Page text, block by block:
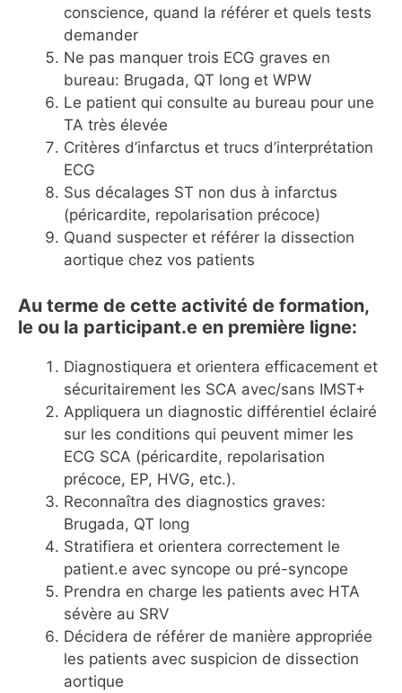
conscience, quand la référer et quels tests
demander
Ne pas manquer trois ECG graves en
bureau: Brugada, QT long et WPW
Le patient qui consulte au bureau pour une
TA très élevée
Critères d’infarctus et trucs d’interprétation
ECG
Sus décalages ST non dus à infarctus
(péricardite, repolarisation précoce)
Quand suspecter et référer la dissection
aortique chez vos patients
Au terme de cette activité de formation,
le ou la participant.e en première ligne:
Diagnostiquera et orientera efficacement et
sécuritairement les SCA avec/sans IMST+
Appliquera un diagnostic différentiel éclairé
sur les conditions qui peuvent mimer les
ECG SCA (péricardite, repolarisation
précoce, EP, HVG, etc.).
Reconnaîtra des diagnostics graves:
Brugada, QT long
Stratifiera et orientera correctement le
patient.e avec syncope ou pré-syncope
Prendra en charge les patients avec HTA
sévère au SRV
Décidera de référer de manière appropriée
les patients avec suspicion de dissection
aortique